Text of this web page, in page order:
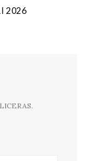
2026